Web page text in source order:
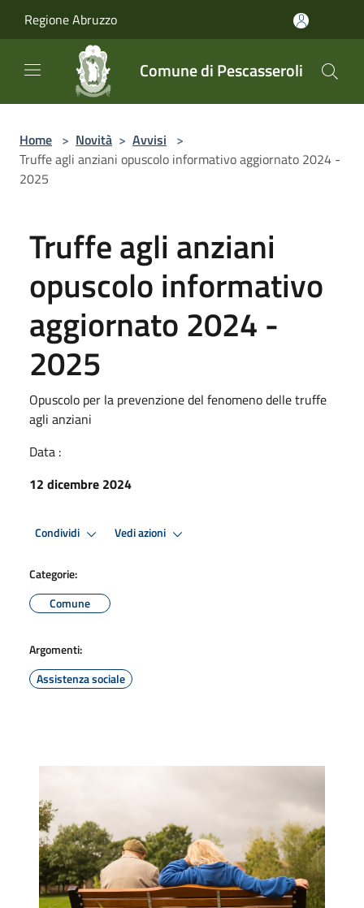
Regione Abruzzo
Comune di Pescasseroli
Home > Novità > Avvisi >
Truffe agli anziani opuscolo informativo aggiornato 2024 -
2025
Truffe agli anziani
opuscolo informativo
aggiornato 2024 -
2025
Opuscolo per la prevenzione del fenomeno delle truffe
agli anziani
Data :
12 dicembre 2024
Condividi Vedi azioni
Categorie:
Comune
Argomenti:
Assistenza sociale